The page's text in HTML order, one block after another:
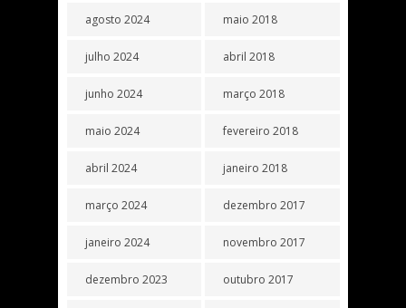
agosto 2024
julho 2024
junho 2024
maio 2024
abril 2024
março 2024
janeiro 2024
dezembro 2023
maio 2018
abril 2018
março 2018
fevereiro 2018
janeiro 2018
dezembro 2017
novembro 2017
outubro 2017